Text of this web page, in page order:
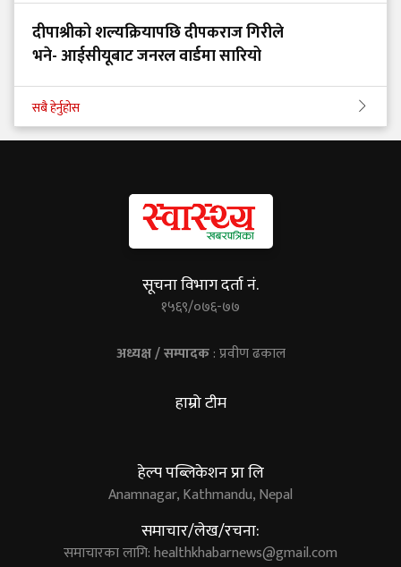
दीपाश्रीको शल्यक्रियापछि दीपकराज गिरीले
भने- आईसीयूबाट जनरल वार्डमा सारियो
सबै हेर्नुहोस
सूचना विभाग दर्ता नं.
१५६९/०७६-७७
अध्यक्ष / सम्पादक: प्रवीण ढकाल
हाम्रो टीम
हेल्प पब्लिकेशन प्रा लि
Anamnagar, Kathmandu, Nepal
समाचार/लेख/रचना:
समाचारका लागि:healthkhabarnews@gmail.com